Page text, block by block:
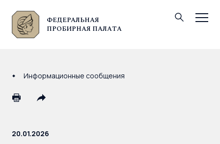
ФЕДЕРАЛЬНАЯ
ПРОБИРНАЯ ПАЛАТА
© Федеральная пробирная палата, 2026
Информационные сообщения
20.01.2026